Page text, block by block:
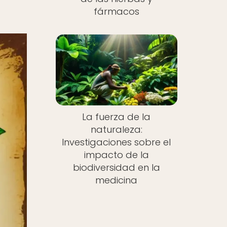
fármacos
La fuerza de la
naturaleza:
Investigaciones sobre el
impacto de la
biodiversidad en la
medicina